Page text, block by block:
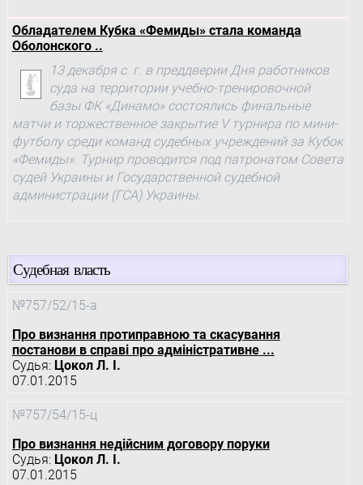
Обладателем Кубка «Фемиды» стала команда
Оболонского ..
13 декабря с. г. в преддверии Дня работников
суда на территории учебно-тренировочной
базы ФК «Динамо» состоялись финальные
матчи и торжественное закрытие V турнира по мини-
футболу среди команд судебных учреждений за Кубок
«Фемиды». Турнир проводится под патронатом Совета
судей Украины и Государственной судебной
администрации (ГСА) Украины.
Судебная власть
№757/52/15-а
Про визнання протиправною та скасування
постанови в справі про адміністративне ...
Судья: Цокол Л. І.
07.01.2015
№757/54/15-ц
Про визнання недійсним договору поруки
Судья: Цокол Л. І.
07.01.2015